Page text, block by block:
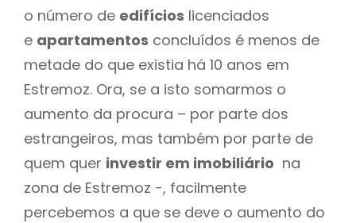
o número de edifícios licenciados
e apartamentos concluídos é menos de
metade do que existia há 10 anos em
Estremoz. Ora, se a isto somarmos o
aumento da procura – por parte dos
estrangeiros, mas também por parte de
quem quer investir em imobiliário na
zona de Estremoz -, facilmente
percebemos a que se deve o aumento do